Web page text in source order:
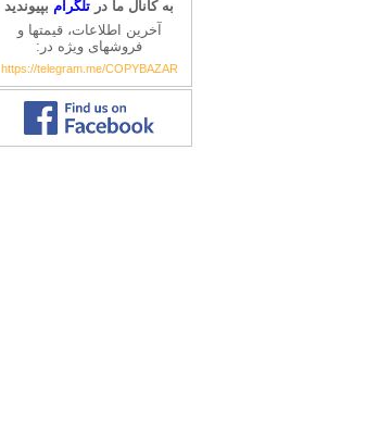
به کانال ما در تلگرام بپیوندید
آخرین اطلاعات، قیمتها و
فروشهای ویژه در:
https://telegram.me/COPYBAZAR